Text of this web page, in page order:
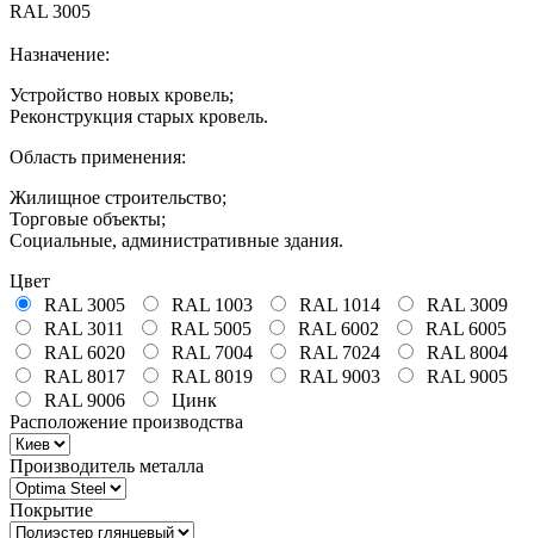
RAL 3005
Назначение:
Устройство новых кровель;
Реконструкция старых кровель.
Область применения:
Жилищное строительство;
Торговые объекты;
Социальные, административные здания.
Цвет
RAL 3005
RAL 1003 RAL 1014
RAL 3009
RAL 3011
RAL 5005 RAL 6002
RAL 6005
RAL 6020
RAL 7004 RAL 7024
RAL 8004
RAL 8017
RAL 8019 RAL 9003
RAL 9005
RAL 9006
Цинк
Расположение производства
Производитель металла
Покрытие